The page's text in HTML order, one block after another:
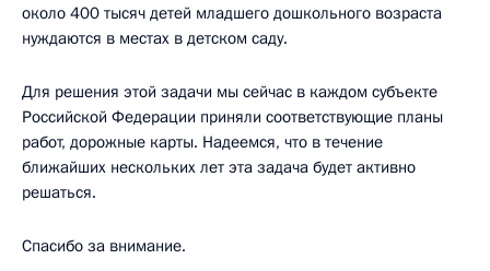
около 400 тысяч детей младшего дошкольного возраста
нуждаются в местах в детском саду.
Для решения этой задачи мы сейчас в каждом субъекте
Российской Федерации приняли соответствующие планы
работ, дорожные карты. Надеемся, что в течение
ближайших нескольких лет эта задача будет активно
решаться.
Спасибо за внимание.